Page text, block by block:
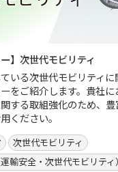
】次世代モビリティ
いる次世代モビリティ
をご紹介します。貴社
する取組強化のため、
ください。
次世代モビリティ
輸安全・次世代モビリティ）